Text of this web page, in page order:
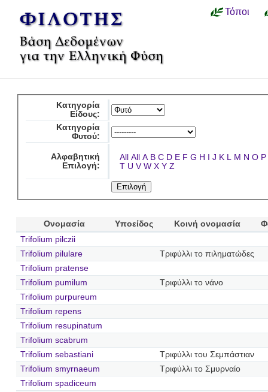
Τόποι
Κατηγορία
Είδους:
Κατηγορία
Φυτού:
Αλφαβητική
Επιλογή:
All All A B C D E F G H I J K L M N O P
T U V W X Y Z
Ονομασία Υποείδος Κοινή ονομασία
Trifolium pilczii
Trifolium pilulare
Τριφύλλι το πιληματώδες
Trifolium pratense
Trifolium pumilum
Τριφύλλι το νάνο
Trifolium purpureum
Trifolium repens
Trifolium resupinatum
Trifolium scabrum
Trifolium sebastiani
Τριφύλλι του Σεμπάστιαν
Trifolium smyrnaeum
Τριφύλλι το Σμυρναίο
Trifolium spadiceum